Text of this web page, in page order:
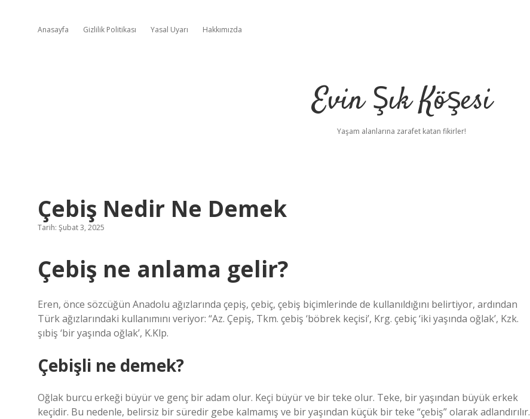
Anasayfa Gizlilik Politikası Yasal Uyarı Hakkımızda
Evin Şık Köşesi
Yaşam alanlarına zarafet katan fikirler!
Çebiş Nedir Ne Demek
Tarih: Şubat 3, 2025
Çebiş ne anlama gelir?
Eren, önce sözcüğün Anadolu ağızlarında çepiş, çebiç, çebiş biçimlerinde de kullanıldığını belirtiyor, ardından
Türk ağızlarındaki kullanımını veriyor: “Az. Çepiş, Tkm. çebiş ‘böbrek keçisi’, Krg. çebiç ‘iki yaşında oğlak’, Kzk.
şıbiş ‘bir yaşında oğlak’, K.Klp.
Çebişli ne demek?
Oğlak burcu erkeği büyür ve genç bir adam olur. Keçi büyür ve bir teke olur. Teke, bir yaşından büyük erkek
keçidir. Bu nedenle, belirsiz bir süredir gebe kalmamış ve bir yaşından küçük bir teke “çebiş” olarak adlandırılır.